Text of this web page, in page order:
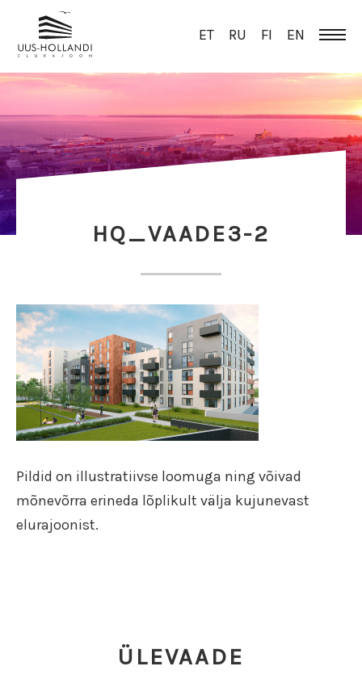
ET RU FI EN
HQ_VAADE3-2
Pildid on illustratiivse loomuga ning võivad
mõnevõrra erineda lõplikult välja kujunevast
elurajoonist.
ÜLEVAADE